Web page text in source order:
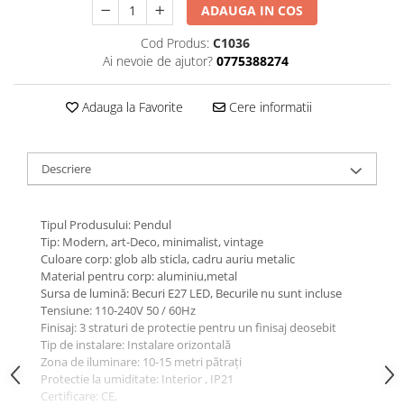
ADAUGA IN COS
Cod Produs: C1036
Ai nevoie de ajutor? 0775388274
Adauga la Favorite Cere informatii
Descriere
Tipul Produsului: Pendul
Tip: Modern, art-Deco, minimalist, vintage
Culoare corp: glob alb sticla, cadru auriu metalic
Material pentru corp: aluminiu,metal
Sursa de lumină: Becuri E27 LED, Becurile nu sunt incluse
Tensiune: 110-240V 50 / 60Hz
Finisaj: 3 straturi de protectie pentru un finisaj deosebit
Tip de instalare: Instalare orizontală
Zona de iluminare: 10-15 metri pătrați
Protectie la umiditate: Interior , IP21
Certificare: CE,